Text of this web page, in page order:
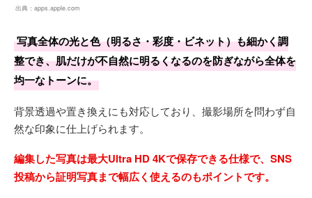
出典： apps.apple.com
写真全体の光と色（明るさ・彩度・ビネット）も細かく調
整でき、肌だけが不自然に明るくなるのを防ぎながら全体を
均一なトーンに。
背景透過や置き換えにも対応しており、撮影場所を問わず自
然な印象に仕上げられます。
編集した写真は最大Ultra HD 4Kで保存できる仕様で、SNS
投稿から証明写真まで幅広く使えるのもポイントです。